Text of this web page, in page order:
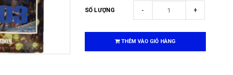
SỐ LƯỢNG - +
THÊM VÀO GIỎ HÀNG